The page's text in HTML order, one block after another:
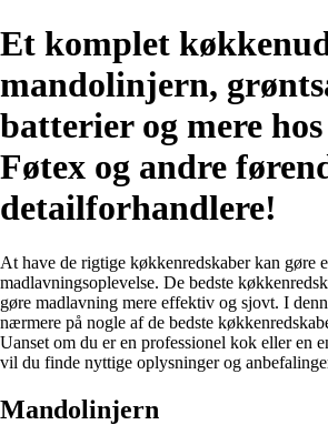
Et komplet
mandolinjern,
batterier og mere
Føtex og andre
detailforhandlere!
At have de rigtige køkkenredskaber kan gøre
madlavningsoplevelse. De bedste
gøre madlavning mere effektiv og sjovt. I
nærmere på nogle af de bedste
Uanset om du er en professionel kok eller en
vil du finde nyttige oplysninger og
Mandolinjern